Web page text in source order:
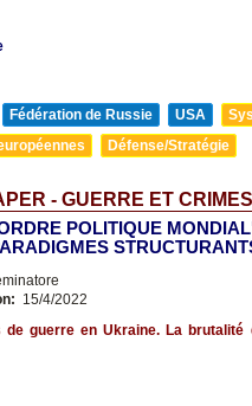
Fédération de Russie USA
Défense/Stratégie
- GUERRE ET
POLITIQUE
15/4/2022
de guerre en Ukraine. La